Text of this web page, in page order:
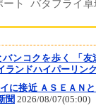
ート バタフライ卓
ンコクを歩く 「友
ランドハイパーリン
に接近 ＡＳＥＡＮ
聞 2026/08/07(05:00)